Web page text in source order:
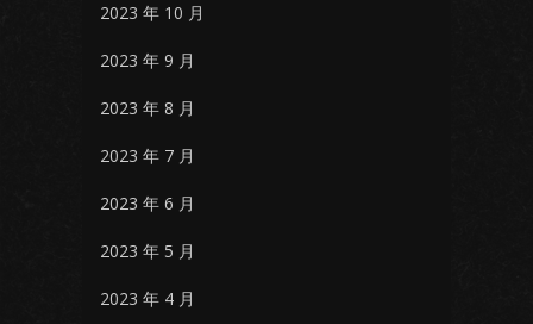
2023 年 10 月
2023 年 9 月
2023 年 8 月
2023 年 7 月
2023 年 6 月
2023 年 5 月
2023 年 4 月